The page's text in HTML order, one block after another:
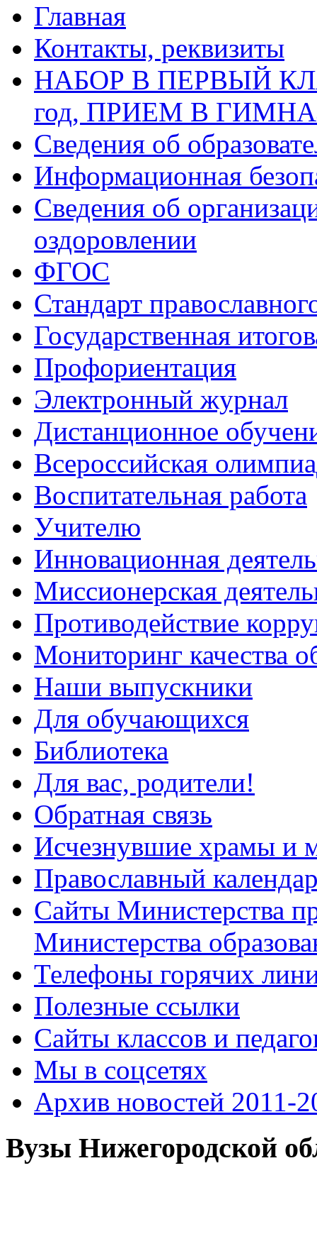
Главная
Контакты, реквизиты
НАБОР В ПЕРВЫЙ
год, ПРИЕМ В
Сведения об
Информационная
Сведения об
оздоровлении
ФГОС
Стандарт
Государственная
Профориентация
Электронный журнал
Дистанционное
Всероcсийская
Воспитательная работа
Учителю
Инновационная
Миссионерская
Противодействие
Мониторинг качества
Наши выпускники
Для обучающихся
Библиотека
Для вас, родители!
Обратная связь
Исчезнувшие храмы и
Православный
Сайты Министерства
Министерства
Телефоны горячих
Полезные ссылки
Сайты классов и
Мы в соцсетях
Архив новостей 2011-
Вузы Нижегородской